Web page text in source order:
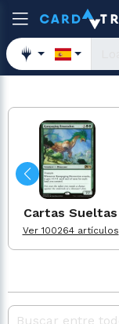
Cartas Sueltas
Ver 100264 artículos